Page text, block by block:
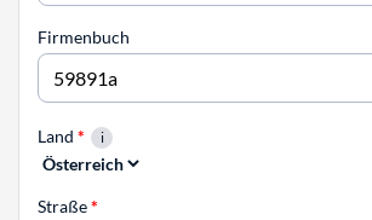
Firmenbuch
Land *
Straße*